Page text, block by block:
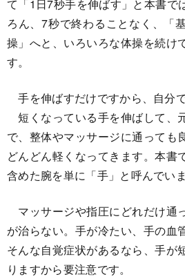
て「1日7秒手を伸ばす」と本書で
ろん、7秒で終わることなく、「
操」へと、いろいろな体操を続け
す。
手を伸ばすだけですから、自分
短くなっている手を伸ばして、
で、整体やマッサージに通っても
どんどん軽くなってきます。本書
含めた腕を単に「手」と呼んでいま
マッサージや指圧にどれだけ通
が治らない。手が冷たい、手の血
そんな自覚症状があるなら、手が
りますから要注意です。